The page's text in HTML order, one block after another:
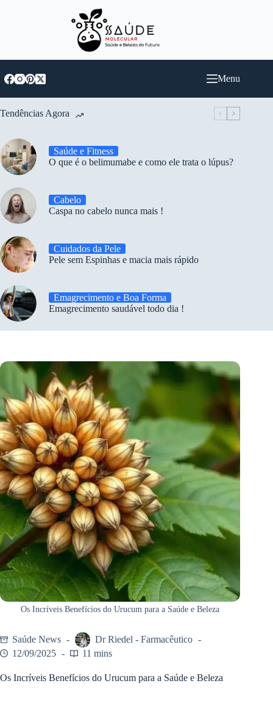
Menu
Tendências Agora
Saúde e Fitness
O que é o belimumabe e como ele trata o lúpus?
Cabelo
Caspa no cabelo nunca mais !
Cuidados da Pele
Pele sem Espinhas e macia mais rápido
Emagrecimento e Boa Forma
Emagrecimento saudável todo dia !
Os Incríveis Benefícios do Urucum para a Saúde e Beleza
Saúde News
Dr Riedel - Farmacêutico
12/09/2025
11 mins
Os Incríveis Benefícios do Urucum para a Saúde e Beleza